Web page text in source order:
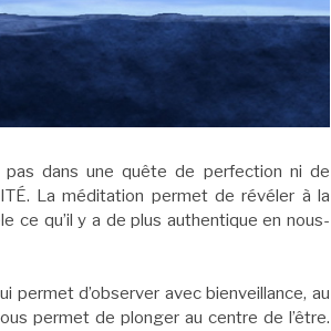
dans une quête de perfection ni de
La méditation permet de révéler à la
ce qu’il y a de plus authentique en nous-
permet d’observer avec bienveillance, au
permetde plonger au centre de l’être.